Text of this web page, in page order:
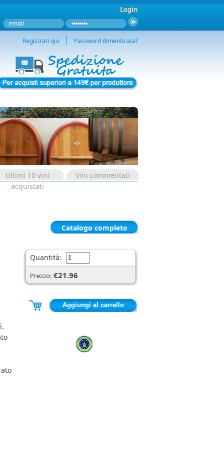
Login
Password dimenticata?
Registrati qui
Ultimi 10 vini
acquistati
Vini commentati
Catalogo completo
Quantità:
Prezzo: €21.96